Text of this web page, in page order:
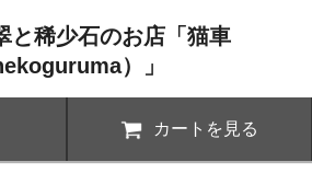
と稀少石のお店「猫車
）」
カートを見る